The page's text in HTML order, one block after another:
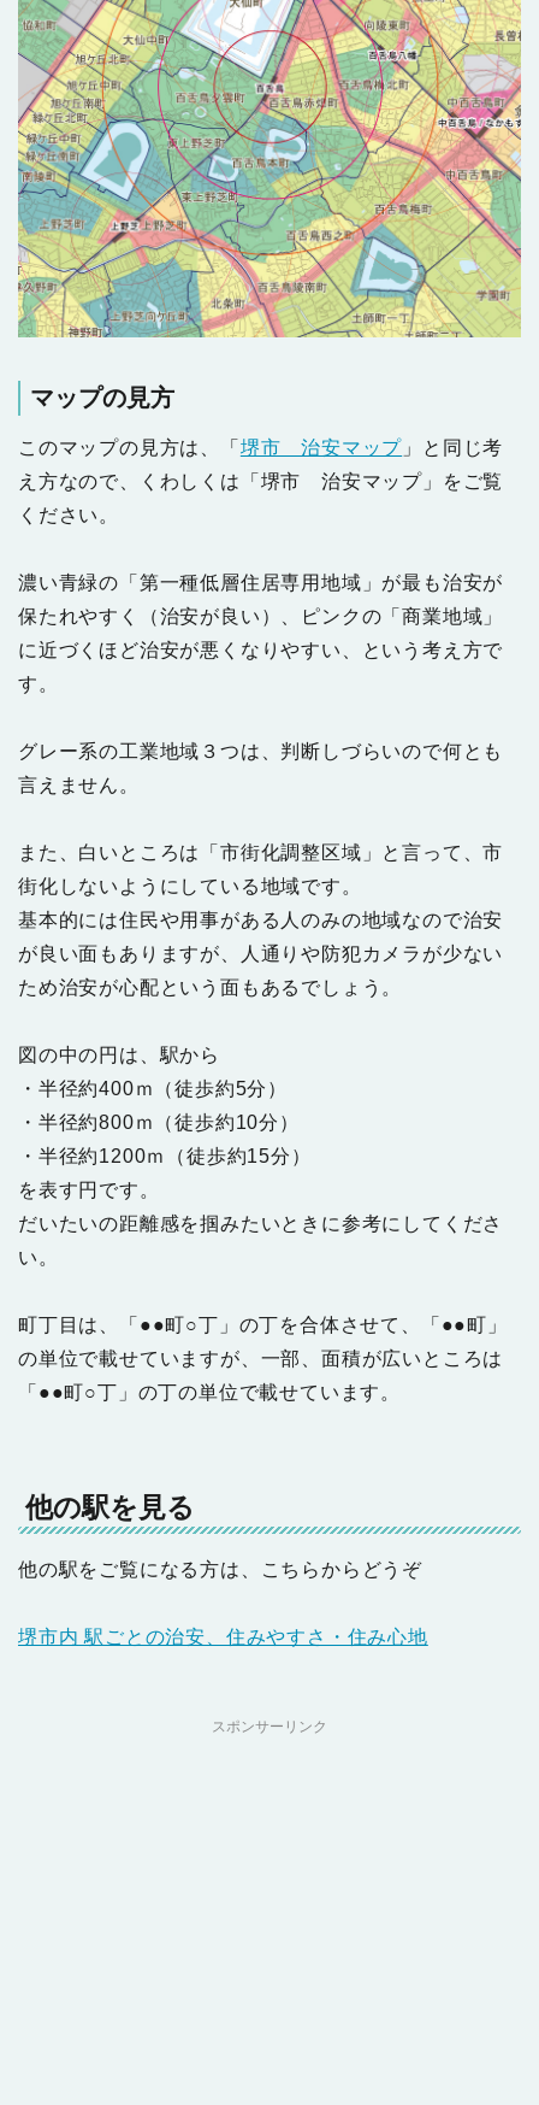
マップの見方
このマップの見方は、「 堺市 治安マップ 」と同じ考
え方なので、くわしくは「堺市 治安マップ」をご覧
ください。
濃い青緑の「第一種低層住居専用地域」が最も治安が
保たれやすく（治安が良い）、ピンクの「商業地域」
に近づくほど治安が悪くなりやすい、という考え方で
す。
グレー系の工業地域３つは、判断しづらいので何とも
言えません。
また、白いところは「市街化調整区域」と言って、市
街化しないようにしている地域です。
基本的には住民や用事がある人のみの地域なので治安
が良い面もありますが、人通りや防犯カメラが少ない
ため治安が心配という面もあるでしょう。
図の中の円は、駅から
・半径約400ｍ（徒歩約5分）
・半径約800ｍ（徒歩約10分）
・半径約1200ｍ（徒歩約15分）
を表す円です。
だいたいの距離感を掴みたいときに参考にしてくださ
い。
町丁目は、「●●町○丁」の丁を合体させて、「●●町」
の単位で載せていますが、一部、面積が広いところは
「●●町○丁」の丁の単位で載せています。
他の駅を見る
他の駅をご覧になる方は、こちらからどうぞ
堺市内 駅ごとの治安、住みやすさ・住み心地
スポンサーリンク